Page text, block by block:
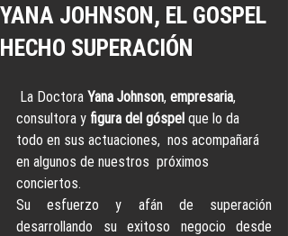
YANA JOHNSON, EL GOSPEL
HECHO SUPERACIÓN
La Doctora Yana Johnson, empresaria,
consultora y figura del góspel que lo da
todo en sus actuaciones,  nos acompañará
en algunos de nuestros  próximos
conciertos.
Su esfuerzo y afán de superación
desarrollando su exitoso negocio desde